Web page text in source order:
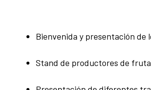
Bienvenida y presentación de
Stand de productores de